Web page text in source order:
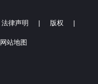
法律声明 | 版权 |
网站地图